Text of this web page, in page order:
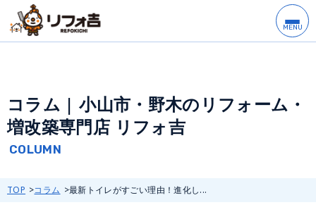
コラム | 小山市・野木のリフォーム・
増改築専門店 リフォ吉
TOP コラム 最新トイレがすごい理由！進化し...